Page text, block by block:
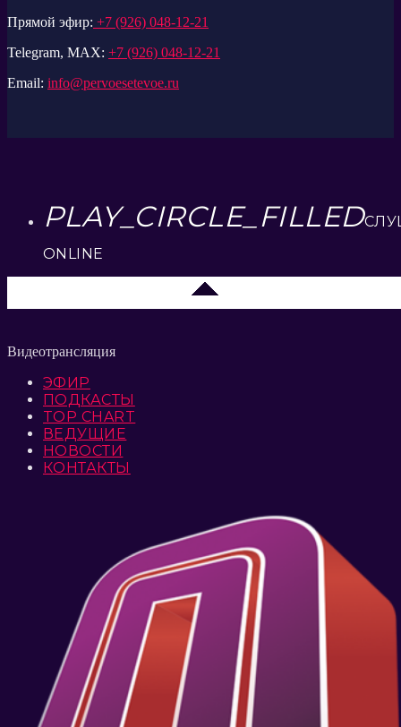
Прямой эфир: +7 (926) 048-12-21
Telegram, MAX: +7 (926) 048-12-21
Email: info@pervoesetevoe.ru
PLAY_CIRCLE_FILLED
ONLINE
Видеотрансляция
ЭФИР
ПОДКАСТЫ
TOP CHART
ВЕДУЩИЕ
НОВОСТИ
КОНТАКТЫ